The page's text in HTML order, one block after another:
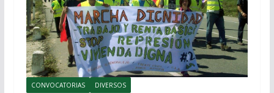
CONVOCATORIAS DIVERSOS